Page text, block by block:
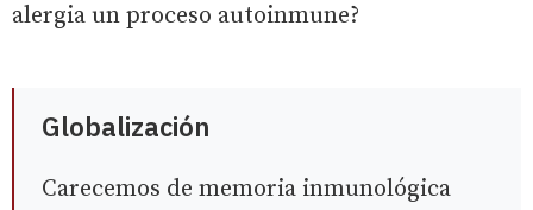
alergia un proceso autoinmune?
Globalización
Carecemos de memoria inmunológica